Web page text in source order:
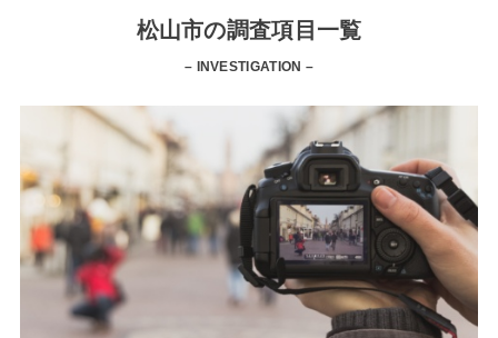
松山市の調査項目一覧
– INVESTIGATION –